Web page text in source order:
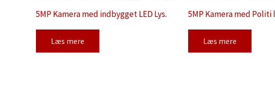
5MP Kamera med indbygget LED Lys.
Læs mere
5MP Kamera med Politi
Læs mere